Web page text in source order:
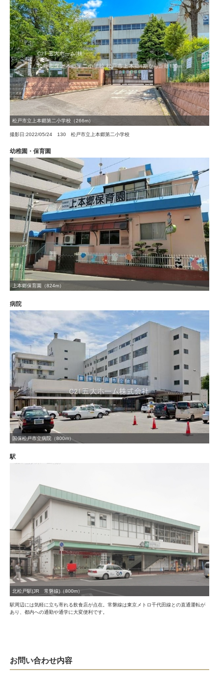
松戸市立上本郷第二小学校（266m）
撮影日:2022/05/24 130 松戸市立上本郷第二小学校
幼稚園・保育園
上本郷保育園（824m）
病院
国保松戸市立病院（800m）
駅
北松戸駅(JR 常磐線)（800m）
駅周辺には気軽に立ち寄れる飲食店が点在。常磐線は東京メトロ千代田線との直通運転が
あり、都内への通勤や通学に大変便利です。
お問い合わせ内容